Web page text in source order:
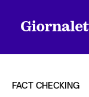
FACT CHECKING